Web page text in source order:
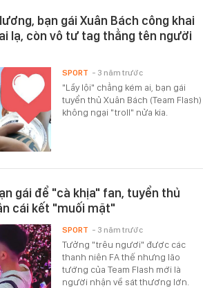
bạn gái Xuân Bách công khai
lạ, còn vô tư tag thẳng tên người
"Lầy lội" chẳng kém ai, bạn gái
tuyển thủ Xuân Bách (Team Flash)
không ngại "troll" nửa kia.
SPORT - 3 năm trước
gái để "cà khịa" fan, tuyển thủ
cái kết "muối mặt"
Tưởng "trêu ngươi" được các
thanh niên FA thế nhưng lão
tướng của Team Flash mới là
người nhận về sát thương lớn.
SPORT - 3 năm trước